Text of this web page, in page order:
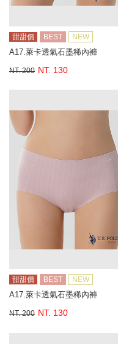
甜甜價 BEST NEW
A17.萊卡透氣石墨稀內褲
NT. 200 NT. 130
甜甜價 BEST NEW
A17.萊卡透氣石墨稀內褲
NT. 200 NT. 130